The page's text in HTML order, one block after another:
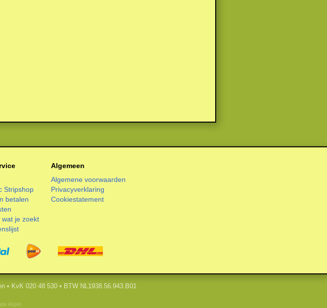
Stripshop
betalen
wat je zoekt
Algemeen
Algemene voorwaarden
Privacyverklaring
Cookiestatement
KvK 020 48 530 • BTW NL1938.56.943.B01
Aspin